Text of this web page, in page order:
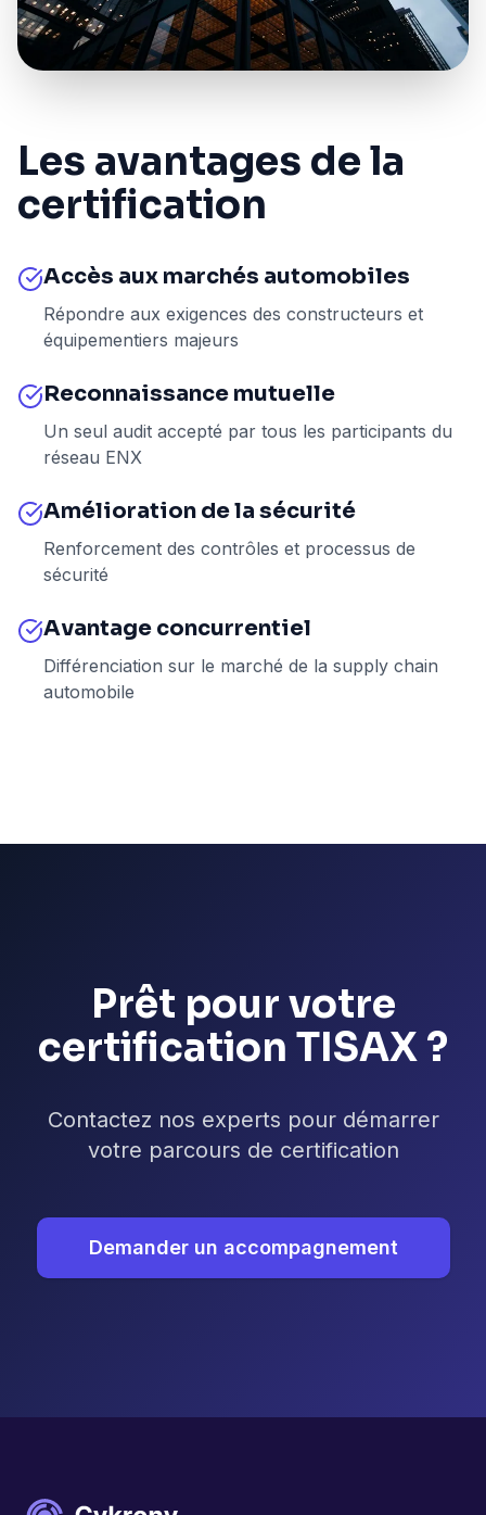
Les avantages de la
certification
Accès aux marchés automobiles
Répondre aux exigences des constructeurs et
équipementiers majeurs
Reconnaissance mutuelle
Un seul audit accepté par tous les participants du
réseau ENX
Amélioration de la sécurité
Renforcement des contrôles et processus de
sécurité
Avantage concurrentiel
Différenciation sur le marché de la supply chain
automobile
Prêt pour votre
certification TISAX ?
Contactez nos experts pour démarrer
votre parcours de certification
Demander un accompagnement